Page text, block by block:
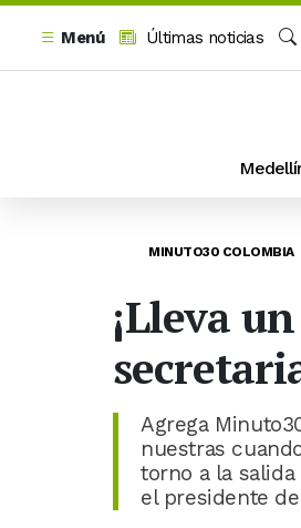
Menú
Últimas noticias
MINUTO30 COLOMBIA
¡Lleva
Agrega
nuestras
torno a la
el presidente